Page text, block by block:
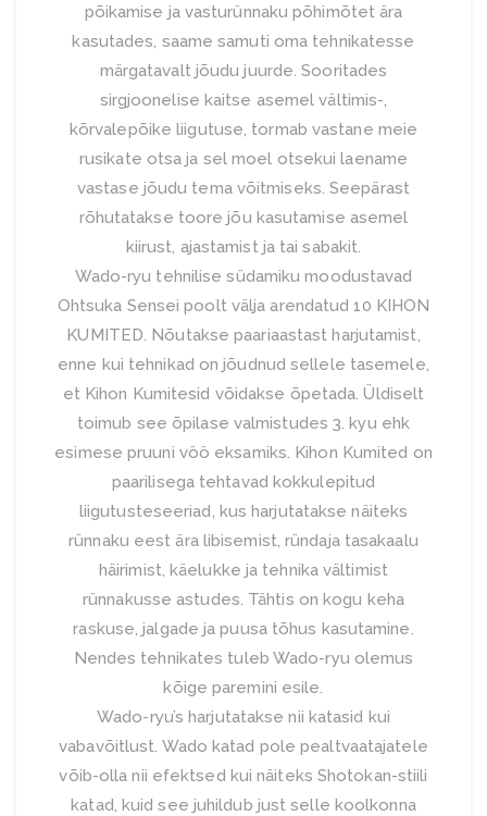
põikamise ja vasturünnaku põhimõtet ära
kasutades, saame samuti oma tehnikatesse
märgatavalt jõudu juurde. Sooritades
sirgjoonelise kaitse asemel vältimis-,
kõrvalepõike liigutuse, tormab vastane meie
rusikate otsa ja sel moel otsekui laename
vastase jõudu tema võitmiseks. Seepärast
rõhutatakse toore jõu kasutamise asemel
kiirust, ajastamist ja tai sabakit.
Wado-ryu tehnilise südamiku moodustavad
Ohtsuka Sensei poolt välja arendatud 10 KIHON
KUMITED. Nõutakse paariaastast harjutamist,
enne kui tehnikad on jõudnud sellele tasemele,
et Kihon Kumitesid võidakse õpetada. Üldiselt
toimub see õpilase valmistudes 3. kyu ehk
esimese pruuni vöö eksamiks. Kihon Kumited on
paarilisega tehtavad kokkulepitud
liigutusteseeriad, kus harjutatakse näiteks
rünnaku eest ära libisemist, ründaja tasakaalu
häirimist, käelukke ja tehnika vältimist
rünnakusse astudes. Tähtis on kogu keha
raskuse, jalgade ja puusa tõhus kasutamine.
Nendes tehnikates tuleb Wado-ryu olemus
kõige paremini esile.
Wado-ryu’s harjutatakse nii katasid kui
vabavõitlust. Wado katad pole pealtvaatajatele
võib-olla nii efektsed kui näiteks Shotokan-stiili
katad, kuid see juhildub just selle koolkonna